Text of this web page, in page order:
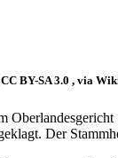
BY-SA 3.0 , via
Der